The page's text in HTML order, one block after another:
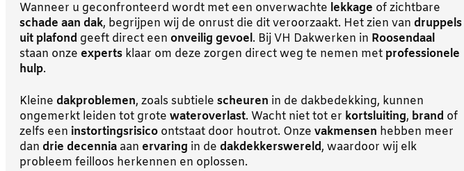
Wanneer u geconfronteerd wordt met een onverwachte lekkage of zichtbare
schade aan dak, begrijpen wij de onrust die dit veroorzaakt. Het zien van druppels
uit plafond geeft direct een onveilig gevoel. Bij VH Dakwerken in Roosendaal
staan onze experts klaar om deze zorgen direct weg te nemen met professionele
hulp.
Kleine dakproblemen, zoals subtiele scheuren in de dakbedekking, kunnen
ongemerkt leiden tot grote wateroverlast. Wacht niet tot er kortsluiting, brand of
zelfs een instortingsrisico ontstaat door houtrot. Onze vakmensen hebben meer
dan drie decennia aan ervaring in de dakdekkerswereld, waardoor wij elk
probleem feilloos herkennen en oplossen.